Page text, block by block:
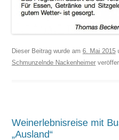
Dieser Beitrag wurde am 6. Mai 2015
Schmunzelnde Nackenheimer
Weinerlebnisreise mit
„Ausland“